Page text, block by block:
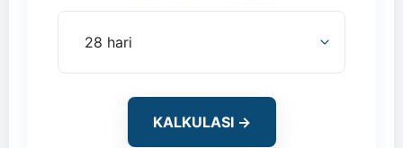
KALKULASI →